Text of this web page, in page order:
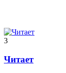
3
Читает